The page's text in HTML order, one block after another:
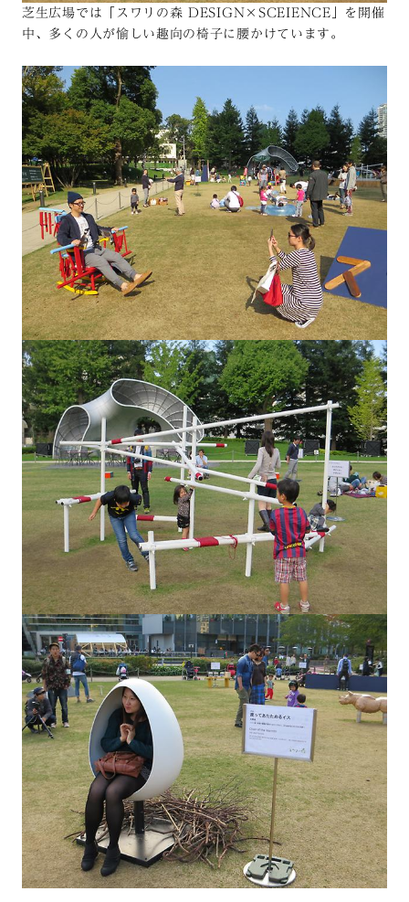
芝生広場では「スワリの森 DESIGN×SCEIENCE」を開催
中、多くの人が愉しい趣向の椅子に腰かけています。